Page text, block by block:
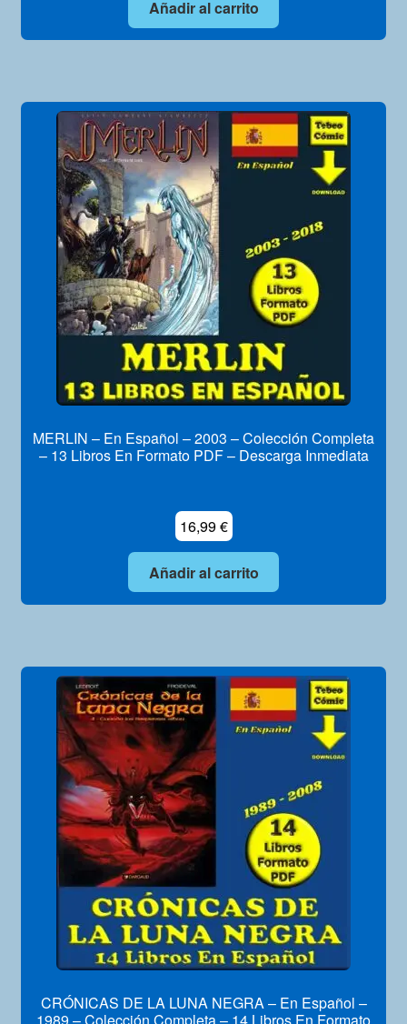
Añadir al carrito
MERLIN – En Español – 2003 – Colección Completa
– 13 Libros En Formato PDF – Descarga Inmediata
16,99€
Añadir al carrito
CRÓNICAS DE LA LUNA NEGRA – En Español –
1989 – Colección Completa – 14 Libros En Formato